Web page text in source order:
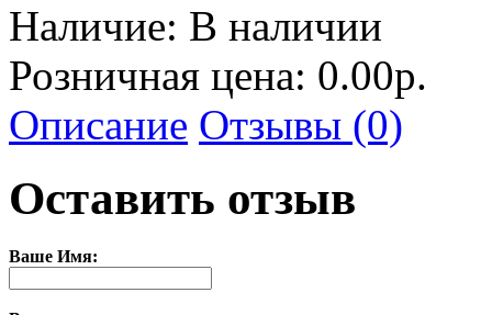
Наличие: В наличии
Розничная цена: 0.00р.
Описание Отзывы (0)
Оставить отзыв
Ваше Имя: